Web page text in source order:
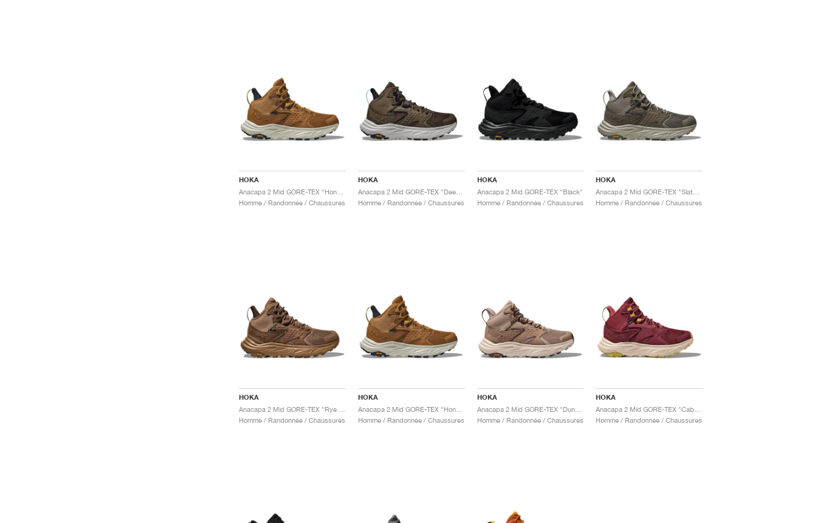
HOKA
Homme / Randonnée / Chaussures
HOKA
Anacapa 2 Mid GORE-TEX "Deep Umber & Stardust"
Homme / Randonnée / Chaussures
HOKA
Anacapa 2 Mid GORE-TEX "Black"
Homme / Randonnée / Chaussures
HOKA
Homme / Randonnée / Chaussures
HOKA
Homme / Randonnée / Chaussures
HOKA
Anacapa 2 Mid GORE-TEX "Honey & Celadon Tint"
Homme / Randonnée / Chaussures
HOKA
Anacapa 2 Mid GORE-TEX "Dune & Oxford Tan"
Homme / Randonnée / Chaussures
HOKA
Homme / Randonnée / Chaussures